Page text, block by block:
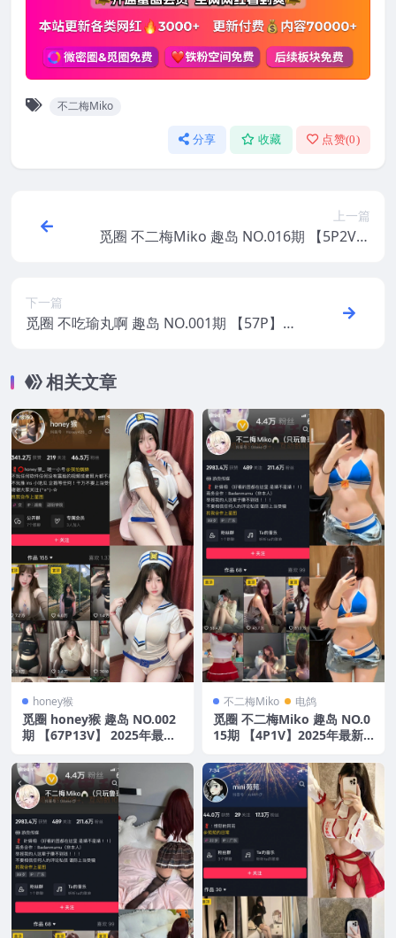
不二梅Miko
分享 收藏 点赞(0)
上一篇
觅圈 不二梅Miko 趣岛 NO.016期 【5P2V】
下一篇
觅圈 不吃瑜丸啊 趣岛 NO.001期 【57P】20
相关文章
honey猴
觅圈 honey猴 趣岛 NO.002
期 【67P13V】 2025年最新
不二梅Miko 电鸽
觅圈 不二梅Miko 趣岛 NO.0
15期 【4P1V】2025年最新